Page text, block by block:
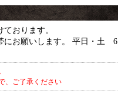
おります。
にお願いします。 平日・土
、ご了承ください